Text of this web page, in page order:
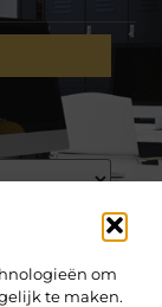
om
te maken.
met